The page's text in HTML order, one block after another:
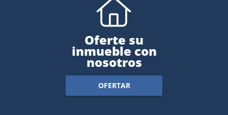
Oferte su
inmueble con
nosotros
OFERTAR